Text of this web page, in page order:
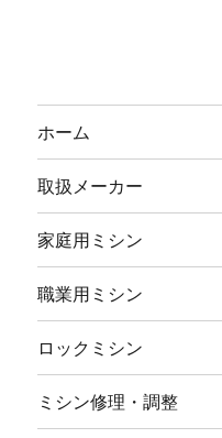
ホーム
取扱メーカー
家庭用ミシン
職業用ミシン
ロックミシン
ミシン修理・調整